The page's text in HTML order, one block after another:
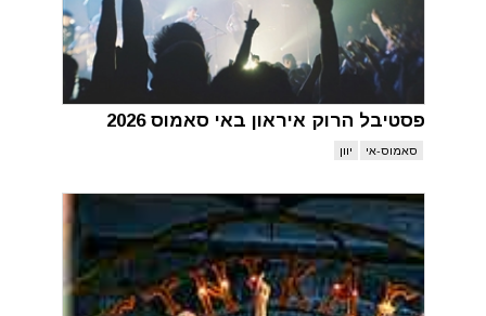
פסטיבל הרוק איראון באי סאמוס 2026
סאמוס-אי יוון